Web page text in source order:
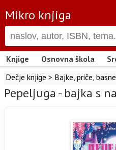
Mikro knjiga
Knjige Osnovna škola
Dečje knjige > Bajke, priče, basne
Pepeljuga - bajka s